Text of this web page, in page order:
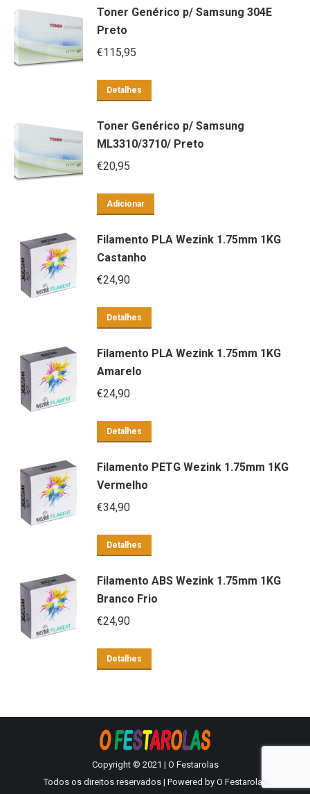
Toner Genérico p/ Samsung 304E
Preto
€115,95
Detalhes
Toner Genérico p/ Samsung
ML3310/3710/ Preto
€20,95
Adicionar
Filamento PLA Wezink 1.75mm 1KG
Castanho
€24,90
Detalhes
Filamento PLA Wezink 1.75mm 1KG
Amarelo
€24,90
Detalhes
Filamento PETG Wezink 1.75mm 1KG
Vermelho
€34,90
Detalhes
Filamento ABS Wezink 1.75mm 1KG
Branco Frio
€24,90
Detalhes
Copyright © 2021 | O Festarolas
Todos os direitos reservados | Powered by O Festarolas